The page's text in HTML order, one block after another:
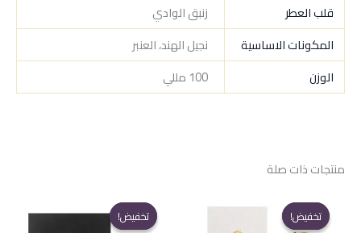
قلب العطر
زنبق الوادي
المكونات الاساسية
نجيل الهند، العنبر
الوزن
100 مللي
منتجات ذات صلة
تخفيض!
تخفيض! تخفيض!
تخفيض!